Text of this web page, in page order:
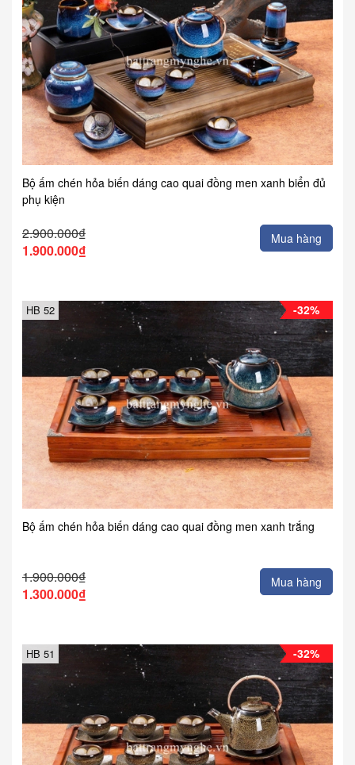
Bộ ấm chén hỏa biến dáng cao quai đồng men xanh biển đủ
phụ kiện
2.900.000₫
1.900.000₫
Mua hàng
-32%
HB 52
Bộ ấm chén hỏa biến dáng cao quai đồng men xanh trắng
1.900.000₫
1.300.000₫
Mua hàng
-32%
HB 51